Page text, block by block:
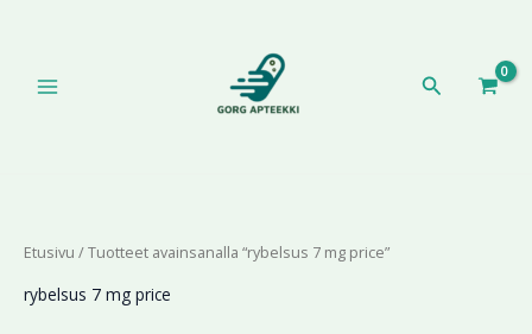
Hae
Etusivu / Tuotteet avainsanalla “rybelsus 7 mg price”
rybelsus 7 mg price